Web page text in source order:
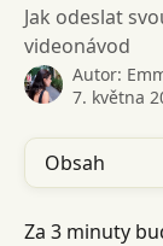
Jak odeslat
videonávod
Autor:
7. května
Obsah
Za 3 minuty